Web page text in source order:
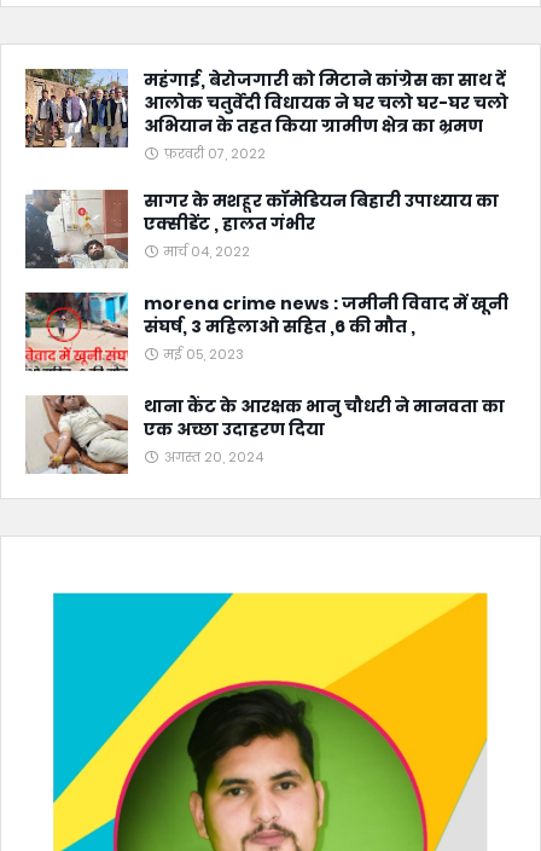
महंगाई, बेरोजगारी को मिटाने कांग्रेस का साथ दें
आलोक चतुर्वेदी विधायक ने घर चलो घर-घर चलो
अभियान के तहत किया ग्रामीण क्षेत्र का भ्रमण
फ़रवरी 07, 2022
सागर के मशहूर कॉमेडियन बिहारी उपाध्याय का
एक्सीडेंट , हालत गंभीर
मार्च 04, 2022
morena crime news : जमीनी विवाद में खूनी
संघर्ष, 3 महिलाओ सहित ,6 की मौत ,
मई 05, 2023
थाना कैंट के आरक्षक भानु चौधरी ने मानवता का
एक अच्छा उदाहरण दिया
अगस्त 20, 2024